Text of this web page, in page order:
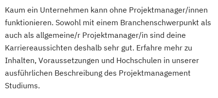
Kaum ein Unternehmen kann ohne Projektmanager/innen
funktionieren. Sowohl mit einem Branchenschwerpunkt als
auch als allgemeine/r Projektmanager/in sind deine
Karriereaussichten deshalb sehr gut. Erfahre mehr zu
Inhalten, Voraussetzungen und Hochschulen in unserer
ausführlichen Beschreibung des Projektmanagement
Studiums.